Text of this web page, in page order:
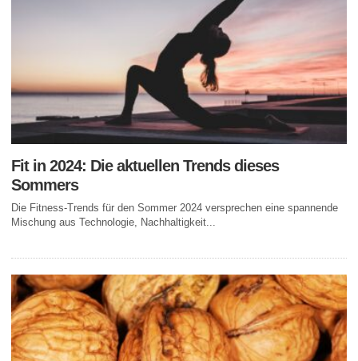
Fit in 2024: Die aktuellen Trends dieses
Sommers
Die Fitness-Trends für den Sommer 2024 versprechen eine spannende
Mischung aus Technologie, Nachhaltigkeit...